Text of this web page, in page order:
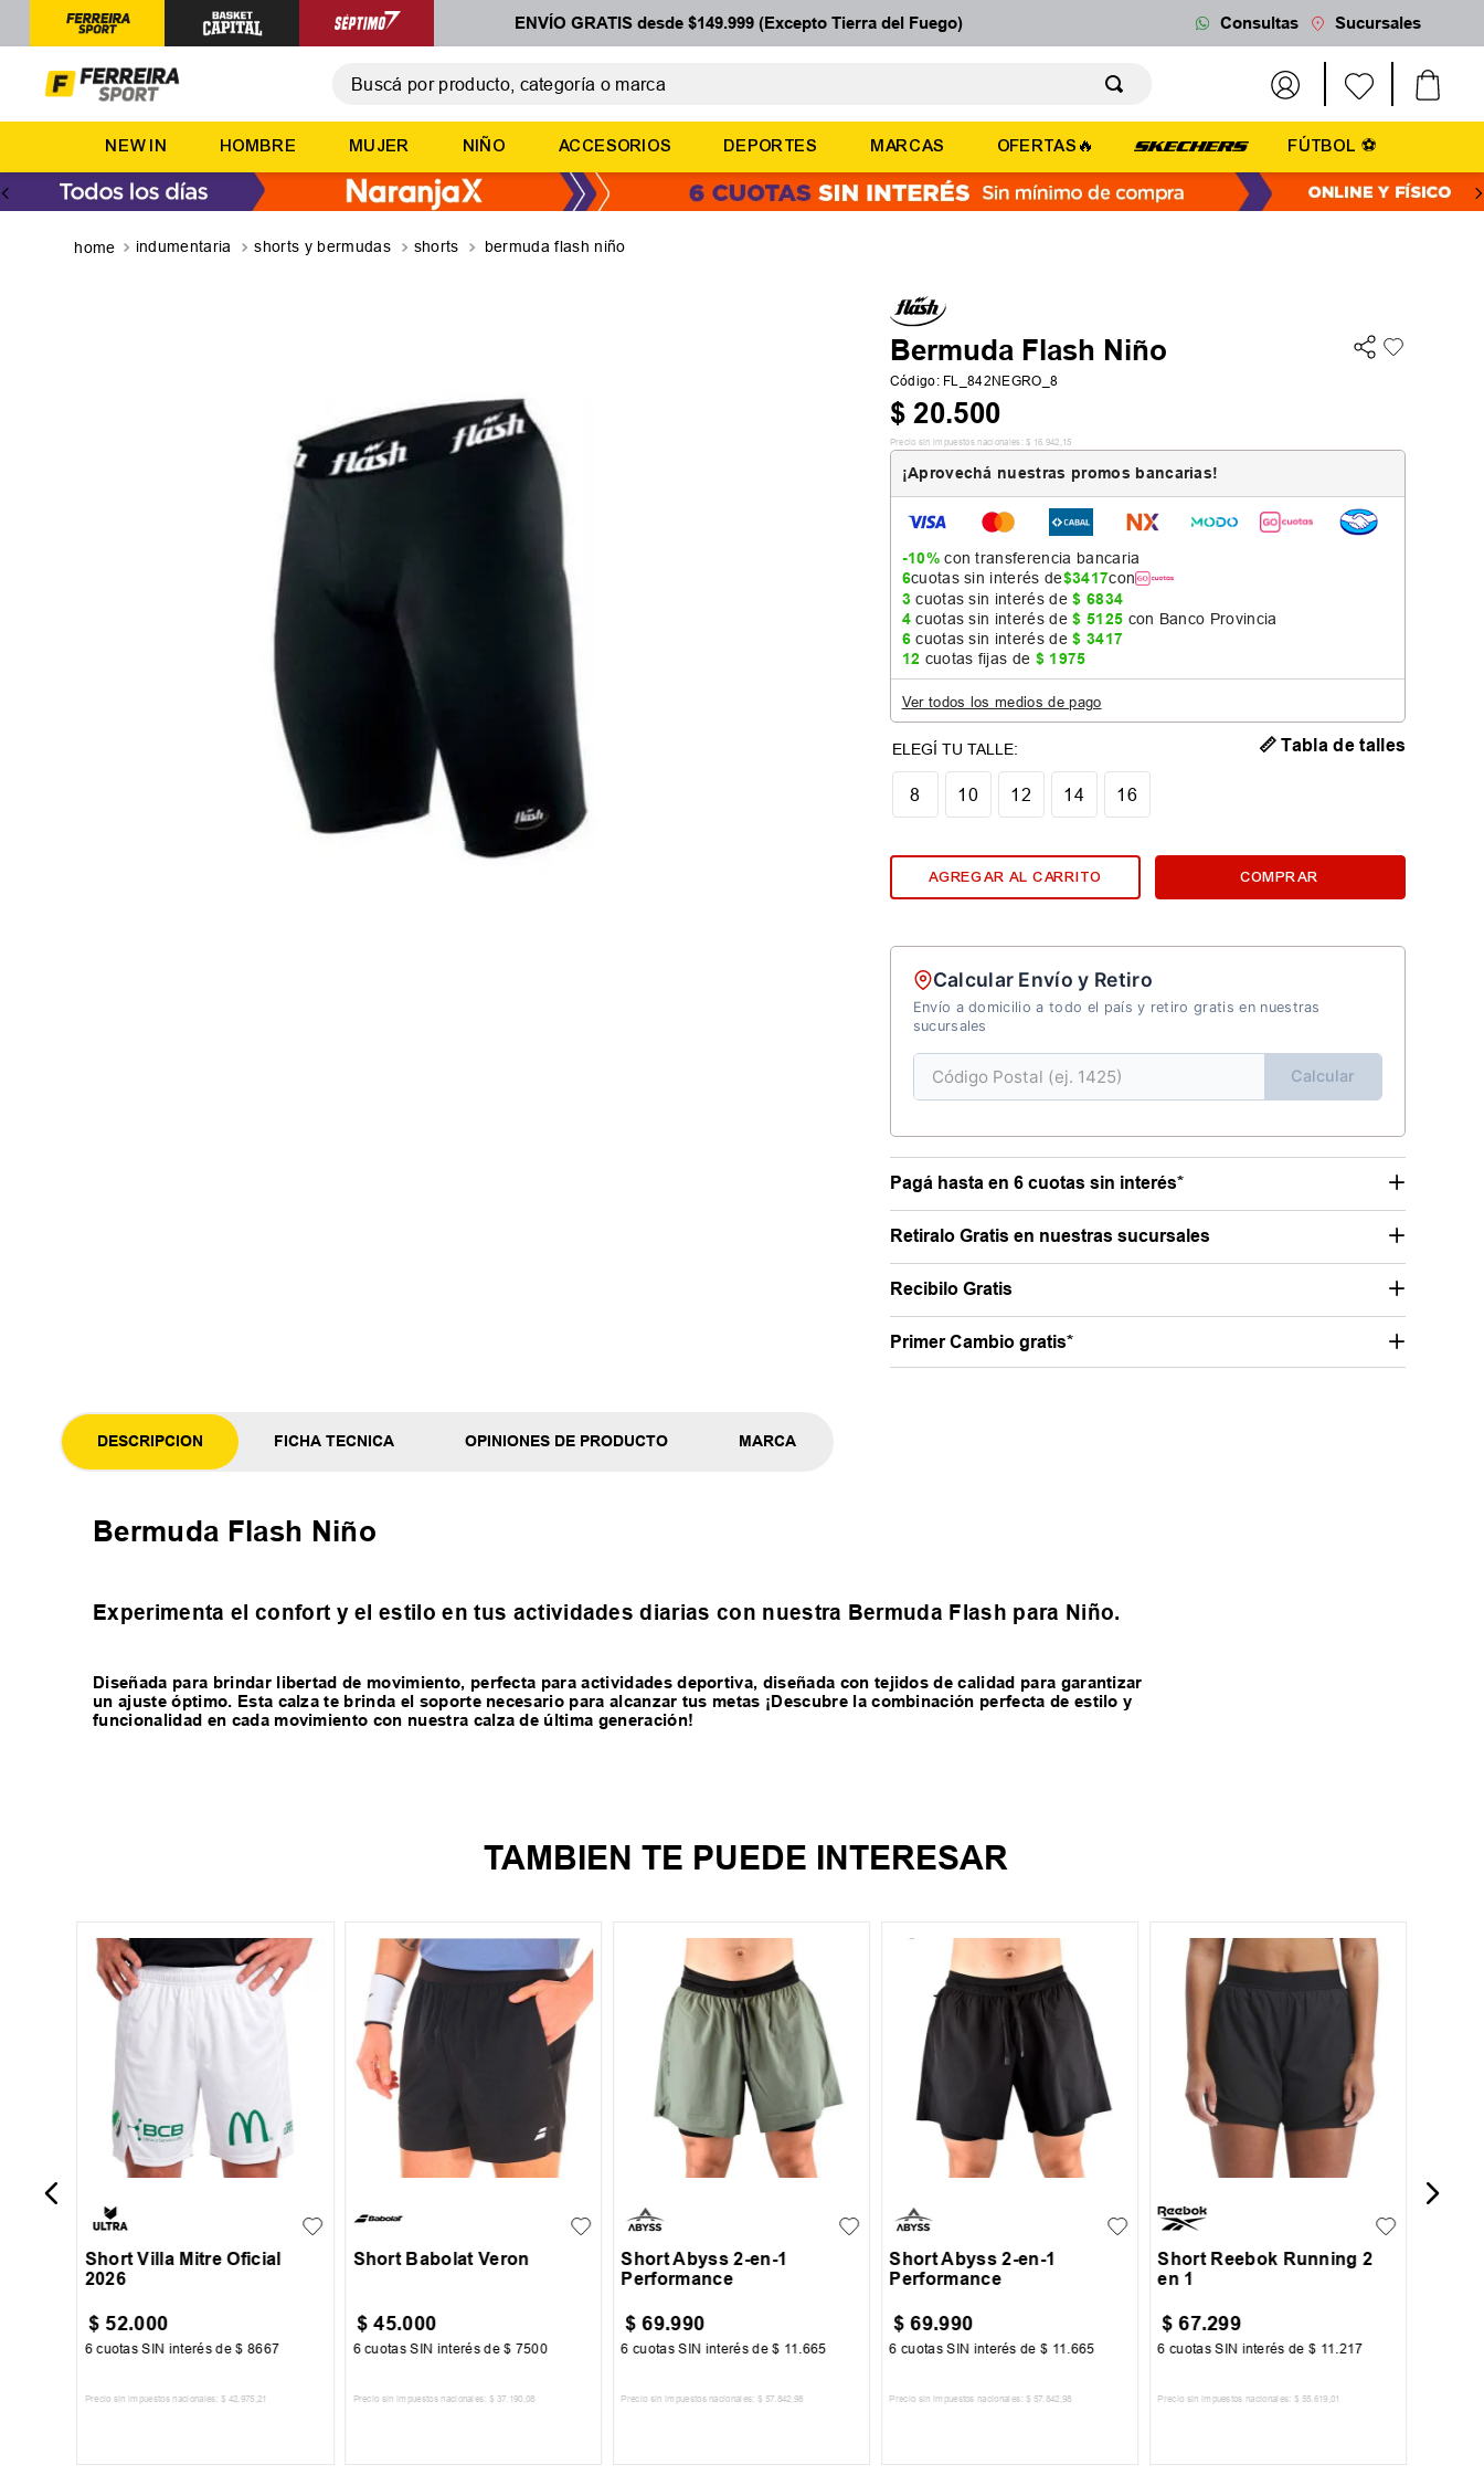
ENVÍO GRATIS desde $149.999 (Excepto Tierra del Fuego) Consultas Sucursales
NEW IN HOMBRE MUJER NIÑO ACCESORIOS DEPORTES MARCAS OFERTAS🔥 FÚTBOL ⚽
indumentaria shorts y bermudas shorts bermuda flash niño
Bermuda Flash Niño
Código: FL_842NEGRO_8
$ 20.500
Precio sin impuestos nacionales: $ 16.942 ,15
¡Aprovechá nuestras promos bancarias!
-10%con transferencia bancaria
6cuotas sin interés de$3417con
3cuotas sin interés de$ 6834
4cuotas sin interés de$ 5125 con Banco Provincia
6cuotas sin interés de$ 3417
12 cuotas fijas de $ 1975
Ver todos los medios de pago
10 12 14 16
8
📏 Tabla de talles
AGREGAR AL CARRITO COMPRAR
Calcular Envío y Retiro
Envío a domicilio a todo el país y retiro gratis en nuestras
sucursales
Calcular
Pagá hasta en 6 cuotas sin interés*
Retiralo Gratis en nuestras sucursales
Recibilo Gratis
Primer Cambio gratis*
DESCRIPCION FICHA TECNICA OPINIONES DE PRODUCTO MARCA
Bermuda Flash Niño
Experimenta el confort y el estilo en tus actividades diarias con nuestra Bermuda Flash para Niño.
Diseñada para brindar libertad de movimiento, perfecta para actividades deportiva, diseñada con tejidos de calidad para garantizar
un ajuste óptimo. Esta calza te brinda el soporte necesario para alcanzar tus metas ¡Descubre la combinación perfecta de estilo y
funcionalidad en cada movimiento con nuestra calza de última generación!
TAMBIEN TE PUEDE INTERESAR
M XL
XXL
Short Villa Mitre Oficial
2026
$ 52.000
6 cuotas SIN interés de$ 8667
Precio sin impuestos nacionales: $ 42 975 ,21
XL
Short Babolat Veron
$ 45.000
6 cuotas SIN interés de$ 7500
Precio sin impuestos nacionales: $ 37 190 ,08
L
M XL XXL
Short Abyss 2-en-1
Performance
$ 69.990
6 cuotas SIN interés de$ 11 .665
Precio sin impuestos nacionales: $ 57 842 ,98
L
M XL XXL
Short Abyss 2-en-1
Performance
$ 69.990
6 cuotas SIN interés de$ 11 .665
Precio sin impuestos nacionales: $ 57 842 ,98
S XL
Short Reebok Running 2
en 1
$ 67.299
6 cuotas SIN interés de$ 11 .217
Precio sin impuestos nacionales: $ 55 619 ,01
TÉRMINOS MÁS BUSCADOS
2
zapatillas
.
basquet